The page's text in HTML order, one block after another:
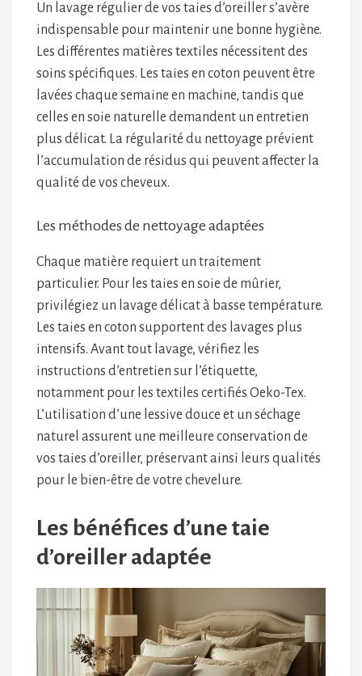
Un lavage régulier de vos taies d’oreiller s’avère
indispensable pour maintenir une bonne hygiène.
Les différentes matières textiles nécessitent des
soins spécifiques. Les taies en coton peuvent être
lavées chaque semaine en machine, tandis que
celles en soie naturelle demandent un entretien
plus délicat. La régularité du nettoyage prévient
l’accumulation de résidus qui peuvent affecter la
qualité de vos cheveux.
Les méthodes de nettoyage adaptées
Chaque matière requiert un traitement
particulier. Pour les taies en soie de mûrier,
privilégiez un lavage délicat à basse température.
Les taies en coton supportent des lavages plus
intensifs. Avant tout lavage, vérifiez les
instructions d’entretien sur l’étiquette,
notamment pour les textiles certifiés Oeko-Tex.
L’utilisation d’une lessive douce et un séchage
naturel assurent une meilleure conservation de
vos taies d’oreiller, préservant ainsi leurs qualités
pour le bien-être de votre chevelure.
Les bénéfices d’une taie
d’oreiller adaptée